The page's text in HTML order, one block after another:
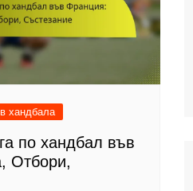
хандбала
по хандбал във
Отбори,